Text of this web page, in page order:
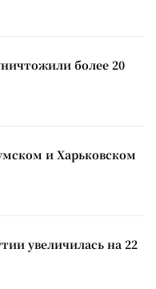
более 20
и Харьковском
увеличилась на 22